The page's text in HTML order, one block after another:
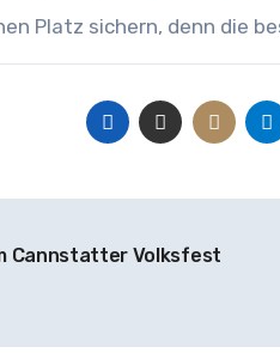
Platz sichern, denn die
Cannstatter Volksfest